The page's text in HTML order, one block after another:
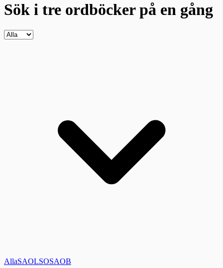
Sök i tre ordböckerpå en gång
AllaSAOLSOSAOB